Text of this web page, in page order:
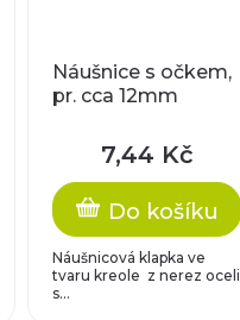
Náušnice s očkem,
pr. cca 12mm
7,44 Kč
Do košíku
Náušnicová klapka ve
tvaru kreole z nerez oceli
s...